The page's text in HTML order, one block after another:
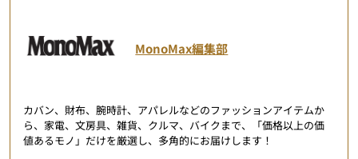
MonoMax編集部
カバン、財布、腕時計、アパレルなどのファッションアイテムか
ら、家電、文房具、雑貨、クルマ、バイクまで、「価格以上の価
値あるモノ」だけを厳選し、多角的にお届けします！